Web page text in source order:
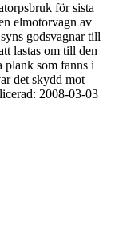
för sista
elmotorvagn av
godsvagnar till
lastas om till den
plank som fanns i
det skydd mot
2008-03-03